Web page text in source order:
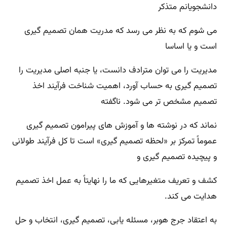
دانشجویانم متذکر
می شوم کهبه نظر می رسد که مدریت همان تصمیم گیری
است و یا اساسا
مدیریت را می توان مترادف دانست، یا جنبه اصلی مدیریت را
تصمیم گیری به حساب آورد، اهمیت شناخت فرآیند اخذ
تصمیم مشخص تر می شود. ناگفته
نماند که در نوشته ها و آموزش های پیرامون تصمیم گیری
عموماً تمرکز بر «لحظه تصمیم گیری» است تا کل فرآیند طولانی
و پیچیده تصمیم گیری و
کشف و تعریف متغیرهایی که ما را نهایتاً به عمل اخذ تصمیم
هدایت می کند.
به اعتقاد جرج هوبر، مسئله یابی، تصمیم گیری، انتخاب و حل